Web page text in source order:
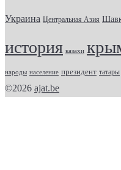
Украина Центральная Азия
история казахи
народы население президент татары
©2026 ajat.be